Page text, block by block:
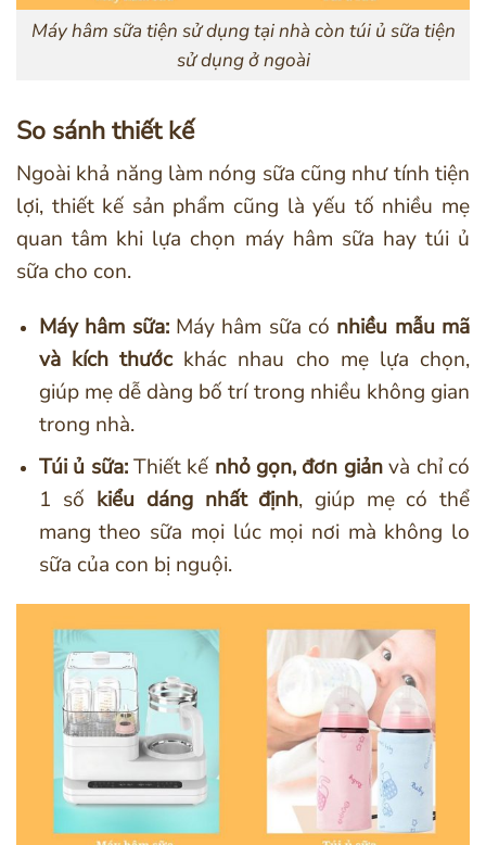
Máy hâm sữa tiện sử dụng tại nhà còn túi ủ sữa tiện
sử dụng ở ngoài
So sánh thiết kế
Ngoài khả năng làm nóng sữa cũng như tính tiện
lợi, thiết kế sản phẩm cũng là yếu tố nhiều mẹ
quan tâm khi lựa chọn máy hâm sữa hay túi ủ
sữa cho con.
Máy hâm sữa:Máy hâm sữa có nhiều mẫu mã
và kích thước khác nhau cho mẹ lựa chọn,
giúp mẹ dễ dàng bố trí trong nhiều không gian
trong nhà.
Túi ủ sữa:Thiết kế nhỏ gọn, đơn giảnvà chỉ có
1 số kiểu dáng nhất định, giúp mẹ có thể
mang theo sữa mọi lúc mọi nơi mà không lo
sữa của con bị nguội.